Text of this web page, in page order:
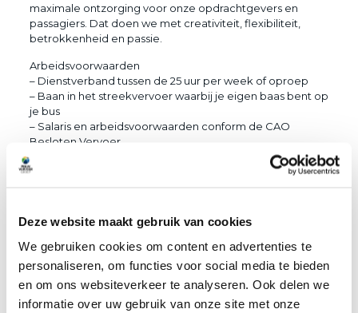
Deze website maakt gebruik van cookies
We gebruiken cookies om content en advertenties te
personaliseren, om functies voor social media te bieden
en om ons websiteverkeer te analyseren. Ook delen we
informatie over uw gebruik van onze site met onze
maximale ontzorging voor onze opdrachtgevers en
passagiers. Dat doen we met creativiteit, flexibiliteit,
betrokkenheid en passie.
Arbeidsvoorwaarden
– Dienstverband tussen de 25 uur per week of oproep
– Baan in het streekvervoer waarbij je eigen baas bent op
je bus
– Salaris en arbeidsvoorwaarden conform de CAO
Besloten Vervoer
Wat vragen wij?
– Je hebt een representatief voorkomen
Ben je geïnteresseerd? Solliciteer! Of heb je vragen
neem gerust contact op. Stuur jouw sollicitatie met CV
naar personeelszaken@businext.nl of bel naar 0187 745
506 en wie weet tot snel!